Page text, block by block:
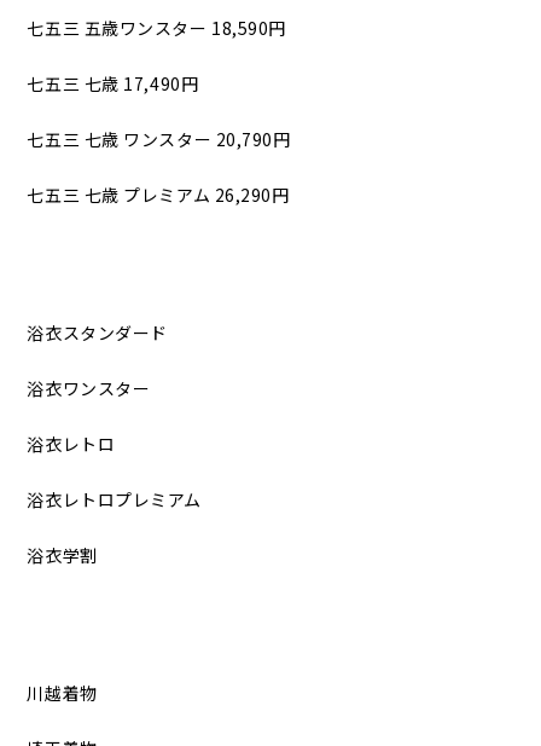
七五三 五歳ワンスター 18,590円
七五三 七歳 17,490円
七五三 七歳 ワンスター 20,790円
七五三 七歳 プレミアム 26,290円
浴衣スタンダード
浴衣ワンスター
浴衣レトロ
浴衣レトロプレミアム
浴衣学割
川越着物